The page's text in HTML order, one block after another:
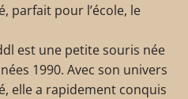
parfait pour l’école, le
est une petite souris née
1990. Avec son univers
elle a rapidement conquis